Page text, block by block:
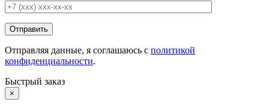
Отправляя данные, я соглашаюсь с политикой
конфиденциальности.
Быстрый заказ
×